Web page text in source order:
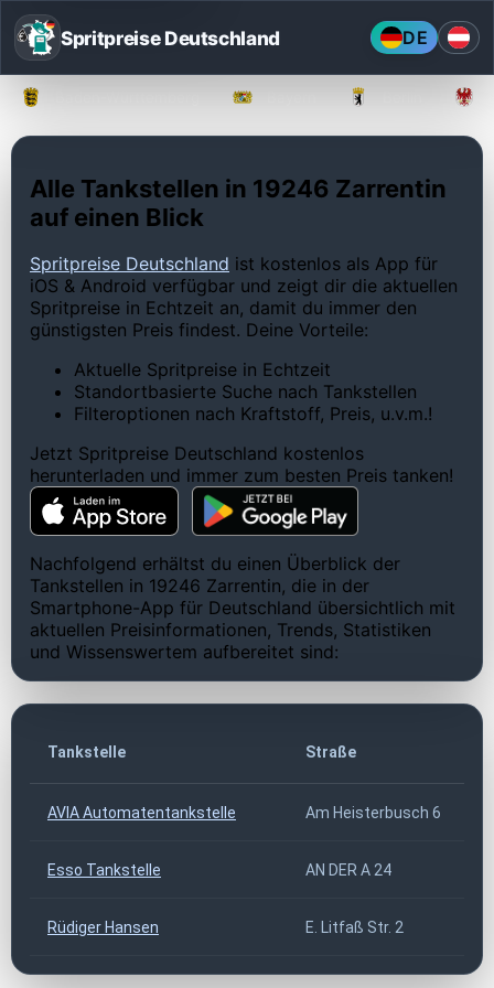
Spritpreise Deutschland DE
Alle Tankstellen in 19246 Zarrentin
auf einen Blick
Spritpreise Deutschland ist kostenlos als App für
iOS & Android verfügbar und zeigt dir die aktuellen
Spritpreise in Echtzeit an, damit du immer den
günstigsten Preis findest. Deine Vorteile:
Aktuelle Spritpreise in Echtzeit
Standortbasierte Suche nach Tankstellen
Filteroptionen nach Kraftstoff, Preis, u.v.m.!
Jetzt Spritpreise Deutschland kostenlos
herunterladen und immer zum besten Preis tanken!
Nachfolgend erhältst du einen Überblick der
Tankstellen in 19246 Zarrentin, die in der
Smartphone-App für Deutschland übersichtlich mit
aktuellen Preisinformationen, Trends, Statistiken
und Wissenswertem aufbereitet sind:
Tankstelle Straße
AVIA Automatentankstelle Am Heisterbusch 6
Esso Tankstelle AN DER A 24
Rüdiger Hansen E. Litfaß Str. 2